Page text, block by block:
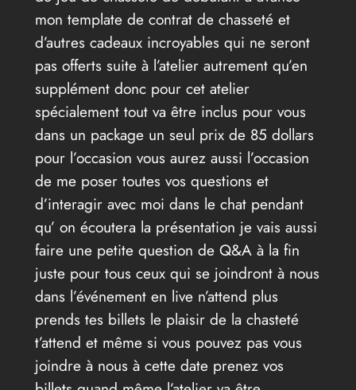
mon template de contrat de chasseté et
d’autres cadeaux incroyables qui ne seront
pas offerts suite à l’atelier autrement qu’en
supplément donc pour cet atelier
spécialement tout va être inclus pour vous
dans un package un seul prix de 85 dollars
pour l’occasion vous aurez aussi l’occasion
de me poser toutes vos questions et
d’interagir avec moi dans le chat pendant
qu’ on écoutera la présentation je vais aussi
faire une petite question de Q&A à la fin
juste pour tous ceux qui se joindront à nous
dans l’événement en live n’attend plus
prends tes billets le plaisir de la chasteté
t’attend et même si vous pouvez pas vous
joindre à nous à cette date prenez vos